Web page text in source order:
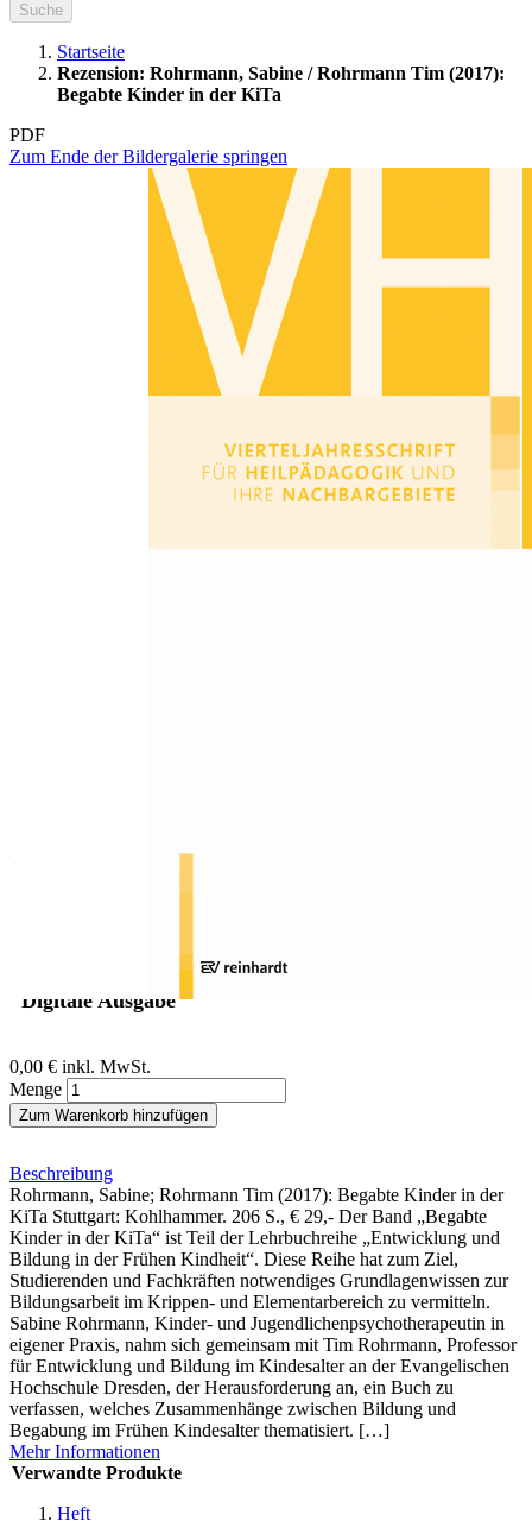
Suche
Startseite
Rezension: Rohrmann, Sabine / Rohrmann Tim (2017):
Begabte Kinder in der KiTa
PDF
Zum Ende der Bildergalerie springen
/ Rohrmann Tim (2017):
Digitale Ausgabe
0,00 € inkl. MwSt.
Menge
Zum Warenkorb hinzufügen
Beschreibung
Rohrmann, Sabine; Rohrmann Tim (2017): Begabte Kinder in der
KiTa Stuttgart: Kohlhammer. 206 S., € 29,- Der Band „Begabte
Kinder in der KiTa“ ist Teil der Lehrbuchreihe „Entwicklung und
Bildung in der Frühen Kindheit“. Diese Reihe hat zum Ziel,
Studierenden und Fachkräften notwendiges Grundlagenwissen zur
Bildungsarbeit im Krippen- und Elementarbereich zu vermitteln.
Sabine Rohrmann, Kinder- und Jugendlichenpsychotherapeutin in
eigener Praxis, nahm sich gemeinsam mit Tim Rohrmann, Professor
für Entwicklung und Bildung im Kindesalter an der Evangelischen
Hochschule Dresden, der Herausforderung an, ein Buch zu
verfassen, welches Zusammenhänge zwischen Bildung und
Begabung im Frühen Kindesalter thematisiert. […]
Mehr Informationen
Verwandte Produkte
Heft